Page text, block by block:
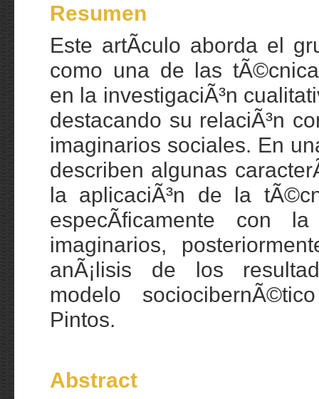
Resumen
Este artÃ­culo aborda el
como una de las
en la investigaciÃ³n
destacando su relaciÃ³n
imaginarios sociales. En
describen algunas
la aplicaciÃ³n de la
especÃ­ficamente con
imaginarios,
anÃ¡lisis de los
modelo
Pintos.
Abstract